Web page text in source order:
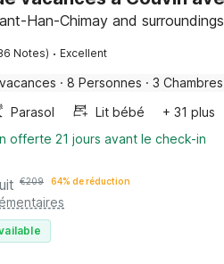
Han-Chimay and
Notes) · Excellent
· 8 Personnes · 3 Chambres
Parasol Lit bébé
+ 31 plus
offerte 21 jours avant le check-in
€209 64% de réduction